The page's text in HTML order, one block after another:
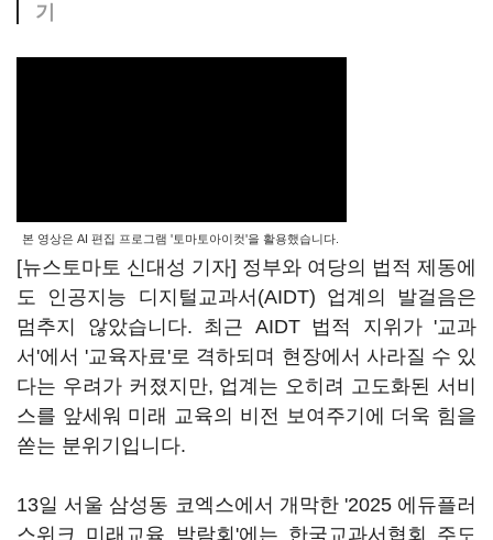
기
본 영상은 AI 편집 프로그램 '토마토아이컷'을 활용했습니다.
[뉴스토마토 신대성 기자] 정부와 여당의 법적 제동에
도 인공지능 디지털교과서(AIDT) 업계의 발걸음은
멈추지 않았습니다. 최근 AIDT 법적 지위가 '교과
서'에서 '교육자료'로 격하되며 현장에서 사라질 수 있
다는 우려가 커졌지만, 업계는 오히려 고도화된 서비
스를 앞세워 미래 교육의 비전 보여주기에 더욱 힘을
쏟는 분위기입니다.
13일 서울 삼성동 코엑스에서 개막한 '2025 에듀플러
스위크 미래교육 박람회'에는 한국교과서협회 주도